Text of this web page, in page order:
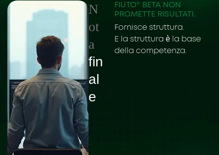
N
ot
a
fin
al
e
FIUTO® BETA NON
PROMETTE RISULTATI.
Fornisce struttura.
E la struttura è la base
della competenza.